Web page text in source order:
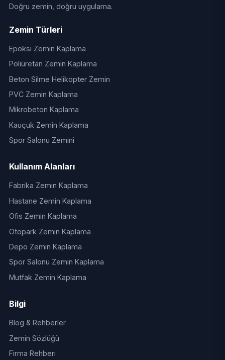
Doğru zemin, doğru uygulama.
Zemin Türleri
Epoksi Zemin Kaplama
Poliüretan Zemin Kaplama
Beton Silme Helikopter Zemin
PVC Zemin Kaplama
Mikrobeton Kaplama
Kauçuk Zemin Kaplama
Spor Salonu Zemini
Kullanım Alanları
Fabrika Zemin Kaplama
Hastane Zemin Kaplama
Ofis Zemin Kaplama
Otopark Zemin Kaplama
Depo Zemin Kaplama
Spor Salonu Zemin Kaplama
Mutfak Zemin Kaplama
Bilgi
Blog & Rehberler
Zemin Sözlüğü
Firma Rehberi